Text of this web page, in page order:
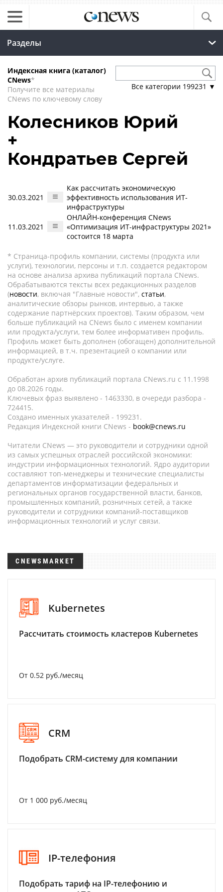
Разделы
Индексная книга (каталог)
CNews*
Получите все материалы
CNews по ключевому слову
Все категории 199231 ▼
Колесников Юрий
+
Кондратьев Сергей
30.03.2021
Как рассчитать экономическую
эффективность использования ИТ-
инфраструктуры
11.03.2021
ОНЛАЙН-конференция CNews
«Оптимизация ИТ-инфраструктуры 2021»
состоится 18 марта
* Страница-профиль компании, системы (продукта или
услуги), технологии, персоны и т.п. создается редактором
на основе анализа архива публикаций портала CNews.
Обрабатываются тексты всех редакционных разделов
(новости, включая "Главные новости", статьи,
аналитические обзоры рынков, интервью, а также
содержание партнёрских проектов). Таким образом, чем
больше публикаций на CNews было с именем компании
или продукта/услуги, тем более информативен профиль.
Профиль может быть дополнен (обогащен) дополнительной
информацией, в т.ч. презентацией о компании или
продукте/услуге.
Обработан архив публикаций портала CNews.ru c 11.1998
до 08.2026 годы.
Ключевых фраз выявлено - 1463330, в очереди разбора -
724415.
Создано именных указателей - 199231.
Редакция Индексной книги CNews - book@cnews.ru
Читатели CNews — это руководители и сотрудники одной
из самых успешных отраслей российской экономики:
индустрии информационных технологий. Ядро аудитории
составляют топ-менеджеры и технические специалисты
департаментов информатизации федеральных и
региональных органов государственной власти, банков,
промышленных компаний, розничных сетей, а также
руководители и сотрудники компаний-поставщиков
информационных технологий и услуг связи.
CNEWSMARKET
Kubernetes
Рассчитать стоимость кластеров Kubernetes
От 0.52 руб./месяц
CRM
Подобрать CRM-систему для компании
От 1 000 руб./месяц
IP-телефония
Подобрать тариф на IP-телефонию и